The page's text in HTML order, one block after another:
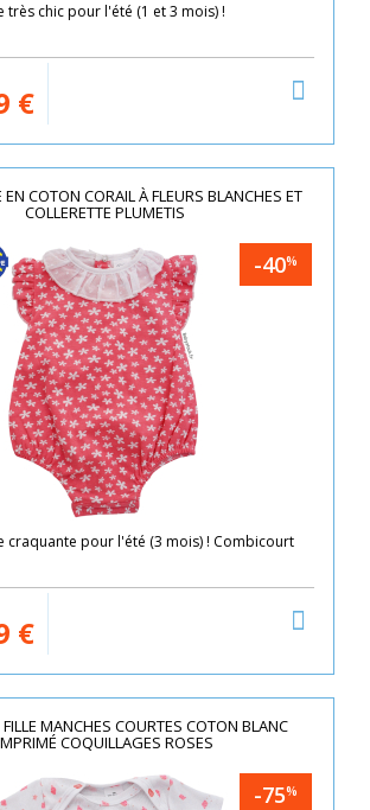
très chic pour l'été (1 et 3 mois) !
€
COTON CORAIL À FLEURS BLANCHES ET
COLLERETTE PLUMETIS
-40%
craquante pour l'été (3 mois) ! Combicourt
€
MANCHES COURTES COTON BLANC
COQUILLAGES ROSES
-75%